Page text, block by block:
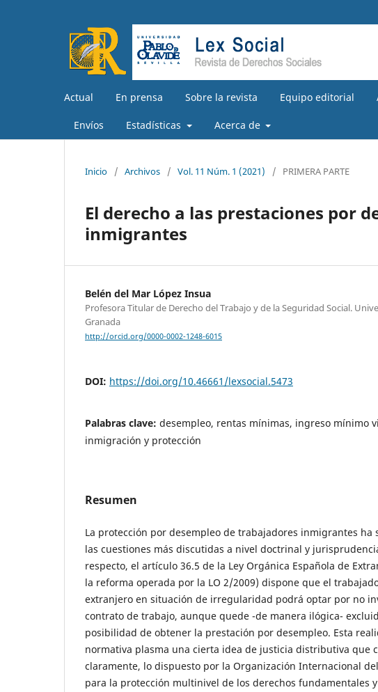
Actual En prensa Sobre la revista Equipo editorial
Envíos Estadísticas Acerca de
Inicio / Archivos / Vol. 11 Núm. 1 (2021) / PRIMERA PARTE
El derecho a las prestaciones por
inmigrantes
Belén del Mar López Insua
Profesora Titular de Derecho del Trabajo y de la Seguridad Social.
Granada
http://orcid.org/0000-0002-1248-6015
DOI: https://doi.org/10.46661/lexsocial.5473
Palabras clave: desempleo, rentas mínimas, ingreso mínimo
inmigración y protección
Resumen
La protección por desempleo de trabajadores inmigrantes ha
las cuestiones más discutidas a nivel doctrinal y
respecto, el artículo 36.5 de la Ley Orgánica Española de
la reforma operada por la LO 2/2009) dispone que el
extranjero en situación de irregularidad podrá optar por no
contrato de trabajo, aunque quede -de manera ilógica-
posibilidad de obtener la prestación por desempleo. Esta
normativa plasma una cierta idea de justicia distributiva que
claramente, lo dispuesto por la Organización Internacional
para la protección multinivel de los derechos fundamentales